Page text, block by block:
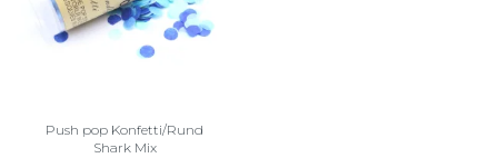
Push pop Konfetti/Rund
Shark Mix